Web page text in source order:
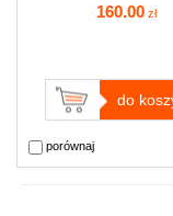
160.00 zł
do
porównaj